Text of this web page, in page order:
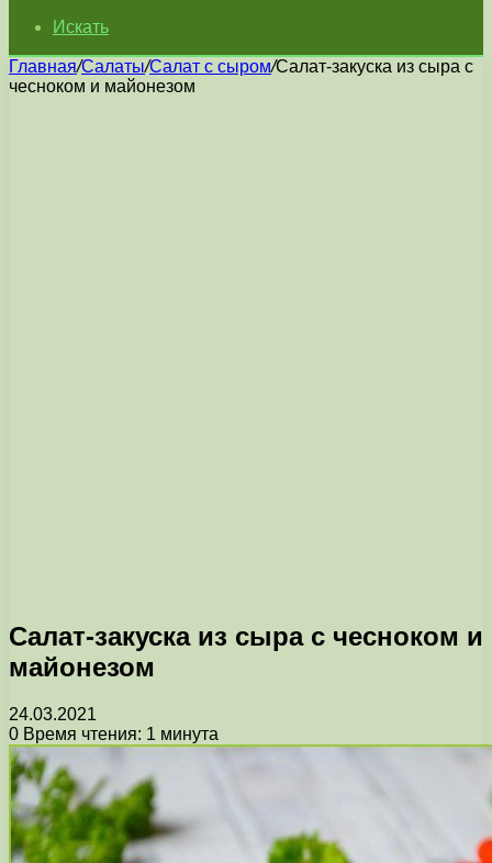
Искать
Главная/Салаты/Салат с сыром/Салат-закуска из сыра с
чесноком и майонезом
Салат-закуска из сыра с чесноком и
майонезом
24.03.2021
0 Время чтения: 1 минута